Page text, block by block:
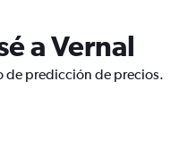
a Vernal
de predicción de precios.